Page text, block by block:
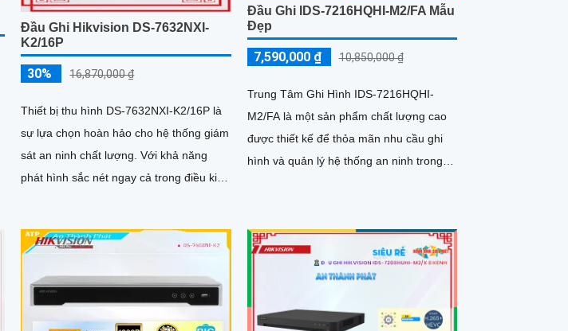
Đầu Ghi Hikvision DS-7632NXI-
K2/16P
30% 16,870,000 ₫
Thiết bị thu hình DS-7632NXI-K2/16P là
sự lựa chọn hoàn hảo cho hệ thống giám
sát an ninh chất lượng. Với khả năng
phát hình sắc nét ngay cả trong điều kiện
Đầu Ghi IDS-7216HQHI-M2/FA Mẫu
Đẹp
7,590,000 ₫ 10,850,000 ₫
Trung Tâm Ghi Hình IDS-7216HQHI-
M2/FA là một sản phẩm chất lượng cao
được thiết kế để thỏa mãn nhu cầu ghi
hình và quản lý hệ thống an ninh trong